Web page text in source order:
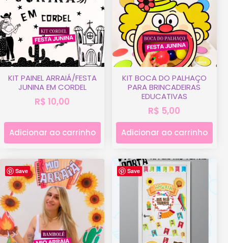
KIT PAINEL ARRAIÁ/FESTA
JUNINA EM CORDEL
R$ 10,00
Adicionar ao carrinho
KIT BOCA DO PALHAÇO
PARA BRINCADEIRAS
EDUCATIVAS
R$ 5,00
Adicionar ao carrinho
Save Save